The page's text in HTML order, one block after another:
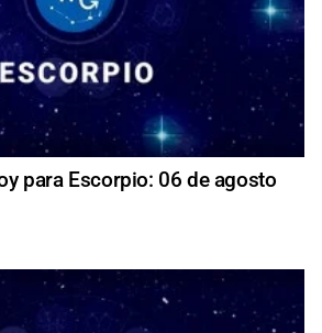
para Escorpio: 06 de agosto